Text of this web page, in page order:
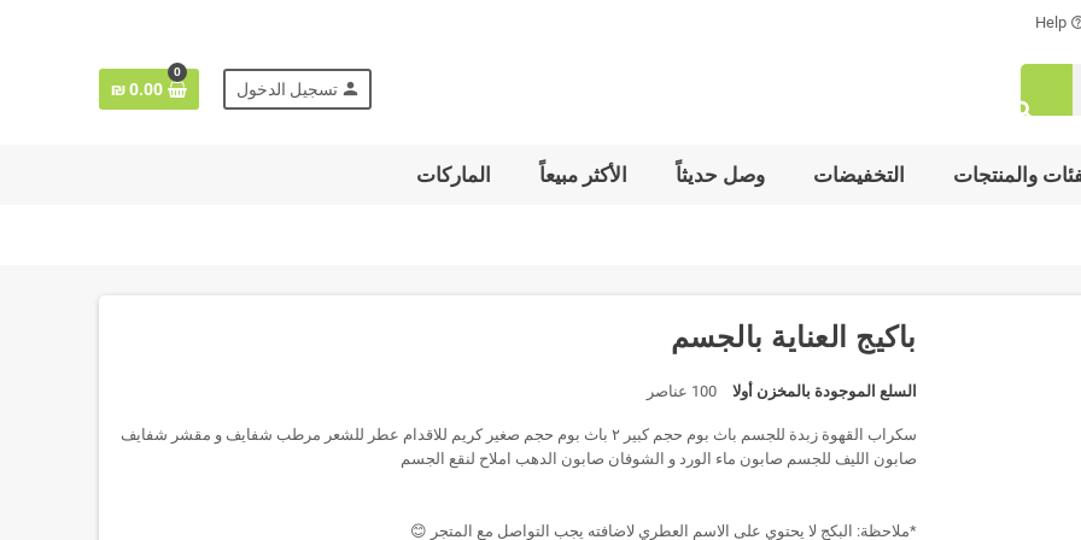
search
person تسجيل الدخول
0
0.00 ₪
والمنتجات التخفيضات وصل حديثاً الأكثر مبيعاً الماركات
باكيج العناية بالجسم
السلع الموجودة بالمخزن أولا 100 عناصر
سكراب القهوة زبدة للجسم باث بوم حجم كبير ٢ باث بوم حجم صغير كريم للاقدام عطر للشعر مرطب شفايف و مقشر شفايف
صابون الليف للجسم صابون ماء الورد و الشوفان صابون الدهب املاح لنقع الجسم
*ملاحظة: البكج لا يحتوي على الاسم العطري لاضافته يجب التواصل مع المتجر 😊